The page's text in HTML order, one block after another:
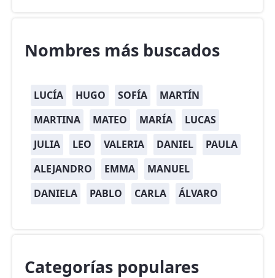
Nombres más buscados
LUCÍA HUGO SOFÍA
MARTÍN
MARTINA
MATEO MARÍA
LUCAS
JULIA
LEO VALERIA DANIEL
PAULA
ALEJANDRO
EMMA
MANUEL
DANIELA
PABLO CARLA ÁLVARO
Categorías populares